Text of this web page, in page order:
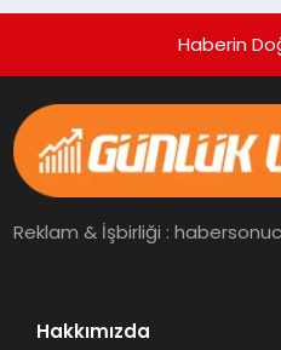
Haberin
Reklam & İşbirliği :
Hakkımızda